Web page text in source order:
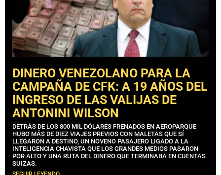
DINERO VENEZOLANO PARA LA
CAMPAÑA DE CFK: A 19 AÑOS DEL
INGRESO DE LAS VALIJAS DE
ANTONINI WILSON
DETRÁS DE LOS 800 MIL DÓLARES FRENADOS EN AEROPARQUE
HUBO MÁS DE DIEZ VIAJES PREVIOS CON MALETAS QUE SÍ
LLEGARON A DESTINO, UN NOVENO PASAJERO LIGADO A LA
INTELIGENCIA CHAVISTA QUE LOS GRANDES MEDIOS PASARON
POR ALTO Y UNA RUTA DEL DINERO QUE TERMINABA EN CUENTAS
SUIZAS.